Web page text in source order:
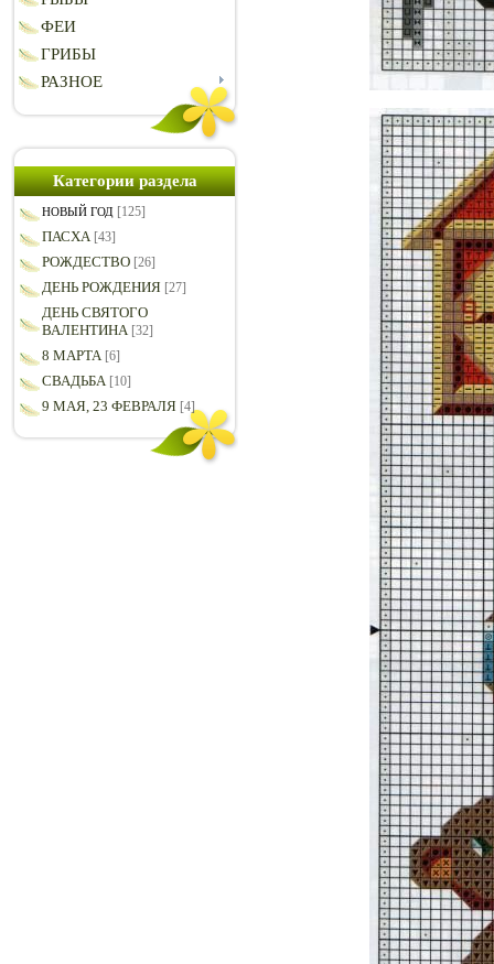
ФЕИ
ГРИБЫ
РАЗНОЕ
Категории раздела
НОВЫЙ ГОД [125]
ПАСХА [43]
РОЖДЕСТВО [26]
ДЕНЬ РОЖДЕНИЯ [27]
ДЕНЬ СВЯТОГО
ВАЛЕНТИНА [32]
8 МАРТА [6]
СВАДЬБА [10]
9 МАЯ, 23 ФЕВРАЛЯ [4]